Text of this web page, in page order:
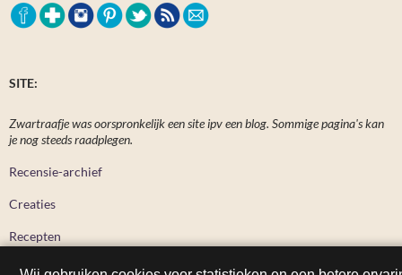
SITE:
Zwartraafje was oorspronkelijk een site ipv een blog. Sommige pagina's kan
je nog steeds raadplegen.
Recensie-archief
Creaties
Recepten